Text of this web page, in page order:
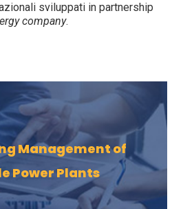
sviluppati in partnership
company.
Management of
Power Plants